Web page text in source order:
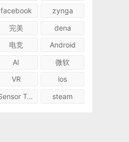
facebook
zynga
完美
dena
电竞
Android
AI
微软
VR
ios
Sensor Tower steam